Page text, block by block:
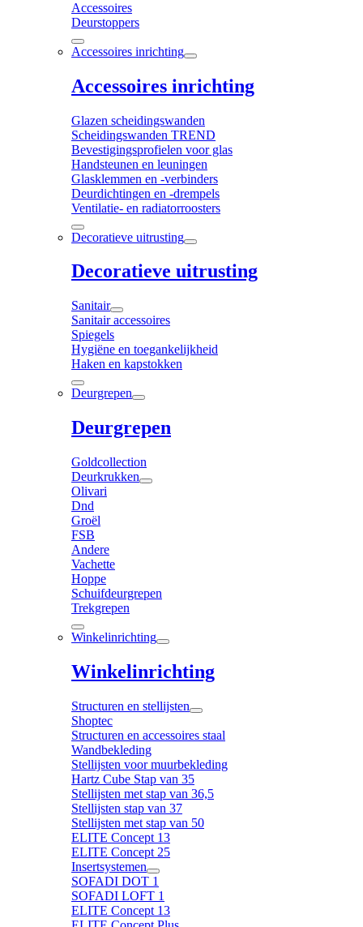
Accessoires
Deurstoppers
Accessoires inrichting
Accessoires inrichting
Glazen scheidingswanden
Scheidingswanden TREND
Bevestigingsprofielen voor glas
Handsteunen en leuningen
Glasklemmen en -verbinders
Deurdichtingen en -drempels
Ventilatie- en radiatorroosters
Decoratieve uitrusting
Decoratieve uitrusting
Sanitair
Sanitair accessoires
Spiegels
Hygiëne en toegankelijkheid
Haken en kapstokken
Deurgrepen
Deurgrepen
Goldcollection
Deurkrukken
Olivari
Dnd
Groël
FSB
Andere
Vachette
Hoppe
Schuifdeurgrepen
Trekgrepen
Winkelinrichting
Winkelinrichting
Structuren en stellijsten
Shoptec
Structuren en accessoires staal
Wandbekleding
Stellijsten voor muurbekleding
Hartz Cube Stap van 35
Stellijsten met stap van 36,5
Stellijsten stap van 37
Stellijsten met stap van 50
ELITE Concept 13
ELITE Concept 25
Insertsystemen
SOFADI DOT 1
SOFADI LOFT 1
ELITE Concept 13